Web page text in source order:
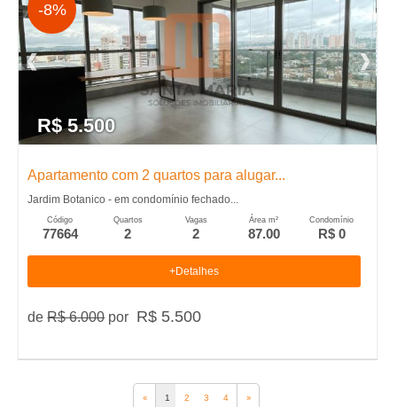
-8%
R$ 5.500
Apartamento com 2 quartos para alugar...
Jardim Botanico - em condomínio fechado...
Código
77664
Quartos
2
Vagas
2
Área m²
87.00
Condomínio
R$ 0
+Detalhes
deR$ 6.000por R$ 5.500
‹‹ 1 2 3 4 ››